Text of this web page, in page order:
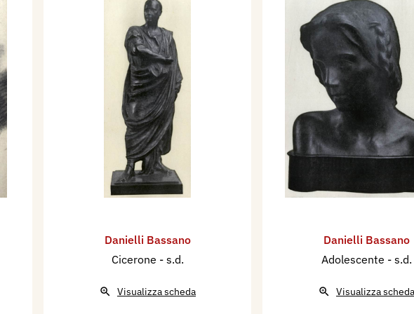
Danielli Bassano
Cicerone - s.d.
Visualizza scheda
Danielli Bassano
Adolescente - s.d.
Visualizza scheda